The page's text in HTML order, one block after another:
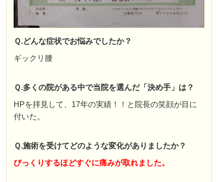
Ｑ.どんな症状でお悩みでしたか？
ギックリ腰
Ｑ.多くの院がある中で当院を選んだ「決め手」は？
HPを拝見して、17年の実績！！と院長の笑顔が目に
付いた。
Ｑ.施術を受けてどのような変化がありましたか？
びっくりするほどすぐに痛みが取れました。